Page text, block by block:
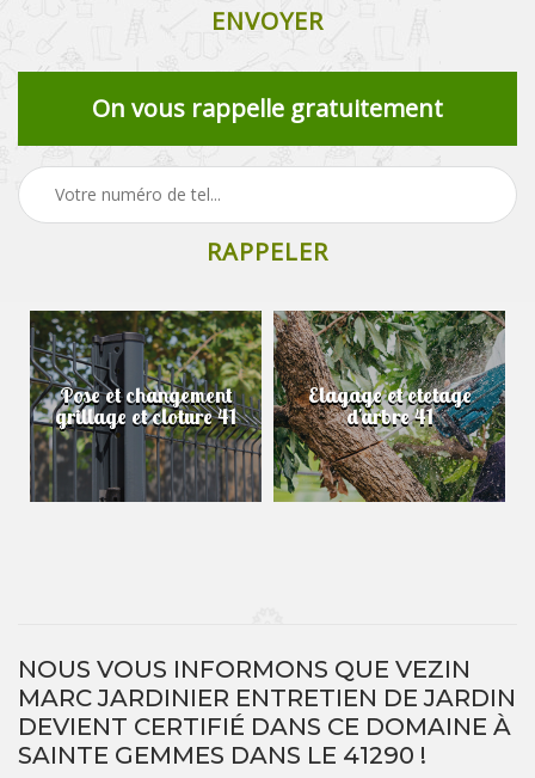
On vous rappelle gratuitement
Pose et changement
grillage et cloture 41
Elagage et etetage
d'arbre 41
NOUS VOUS INFORMONS QUE VEZIN
MARC JARDINIER ENTRETIEN DE JARDIN
DEVIENT CERTIFIÉ DANS CE DOMAINE À
SAINTE GEMMES DANS LE 41290 !